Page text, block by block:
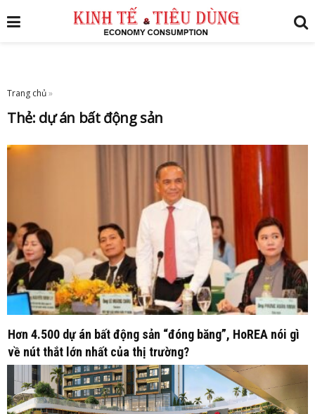
Trang chủ»
Thẻ: dự án bất động sản
Hơn 4.500 dự án bất động sản “đóng băng”, HoREA nói gì
về nút thắt lớn nhất của thị trường?